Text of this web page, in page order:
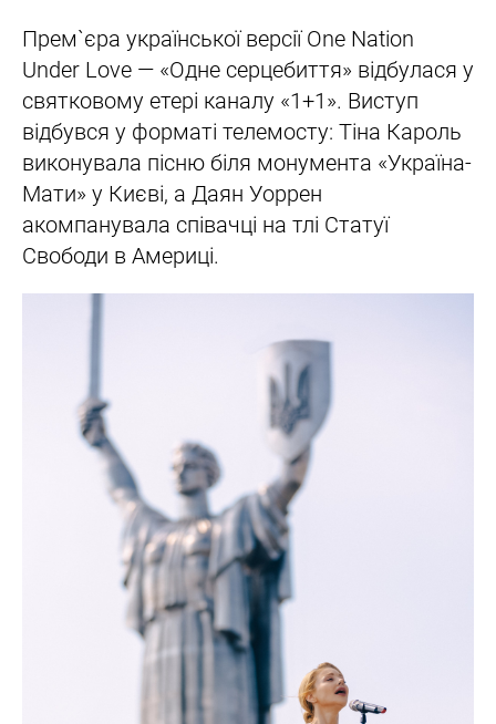
Прем`єра української версії One Nation
Under Love — «Одне серцебиття» відбулася у
святковому етері каналу «1+1». Виступ
відбувся у форматі телемосту: Тіна Кароль
виконувала пісню біля монумента «Україна-
Мати» у Києві, а Даян Уоррен
акомпанувала співачці на тлі Статуї
Свободи в Америці.